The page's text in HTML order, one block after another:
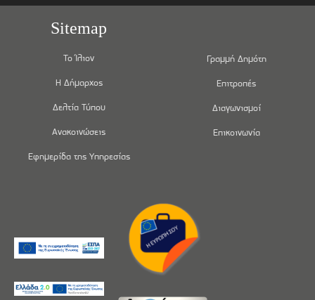
Sitemap
Το Ίλιον
Η Δήμαρχος
Δελτία Τύπου
Ανακοινώσεις
Εφημερίδα της Υπηρεσίας
Γραμμή Δημότη
Επιτροπές
Διαγωνισμοί
Επικοινωνία